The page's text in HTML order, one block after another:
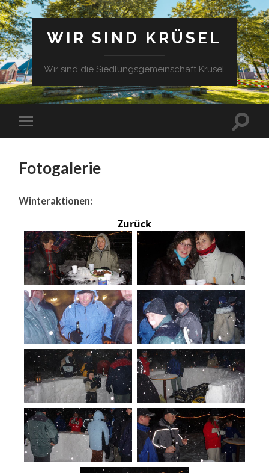
WIR SIND KRÜSEL
Wir sind die Siedlungsgemeinschaft Krüsel
Fotogalerie
Winteraktionen:
Zurück